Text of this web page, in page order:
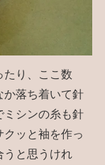
り、ここ数
か落ち着いて針
ミシンの糸も針
ッと袖を作っ
うと思うけれ